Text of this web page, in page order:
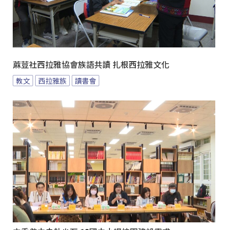
蔴荳社西拉雅協會族語共讀 扎根西拉雅文化
教文 西拉雅族 讀書會